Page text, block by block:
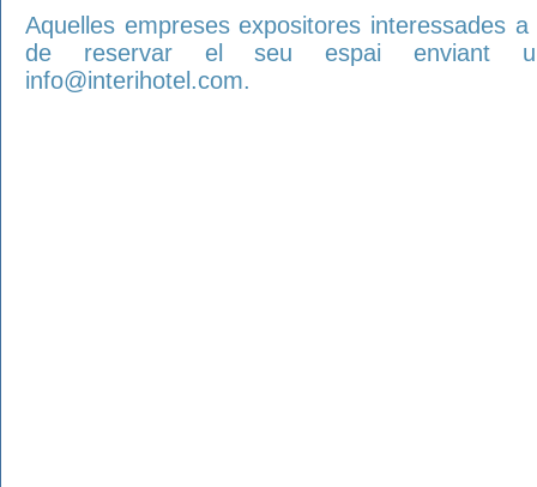
Aquelles empreses expositores interessades a
de reservar el seu espai enviant
info@interihotel.com.